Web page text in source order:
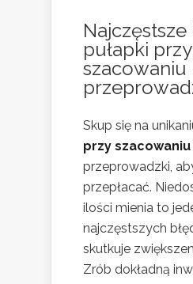
Najczęstsze
pułapki przy
szacowaniu
Skup się na
przy
przeprowadzki,
przepłacać.
ilości mienia to
najczęstszych
skutkuje
Zrób dokładną